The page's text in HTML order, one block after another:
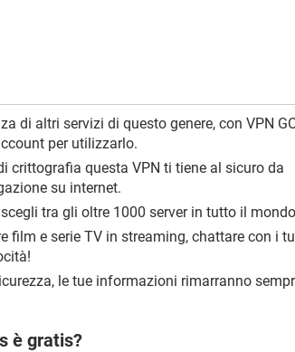
di altri servizi di questo genere, con VPN
per utilizzarlo.
crittografia questa VPN ti tiene al sicuro da
su internet.
tra gli oltre 1000 server in tutto il
film e serie TV in streaming, chattare con i
le tue informazioni rimarranno
è gratis?